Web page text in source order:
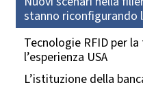
stanno riconfigurando
Tecnologie RFID per
l’esperienza USA
L’istituzione della